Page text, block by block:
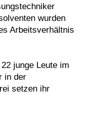
wurden
Arbeitsverhältnis
junge Leute im
in der
setzen ihr